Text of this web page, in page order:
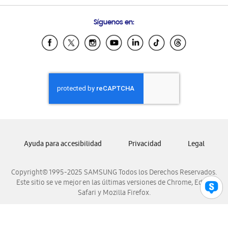
Samsung Ecuador
Samsung El Salvador
Samsung Honduras
Samsung Nicaragua
Samsung Panamá
Samsung Venezuela
Síguenos en:
Copyright© 1995-2025 SAMSUNG Todos los Derechos Reservados.
Este sitio se ve mejor en las últimas versiones de Chrome, Edge,
Safari y Mozilla Firefox.
Ayuda para accesibilidad Privacidad Legal